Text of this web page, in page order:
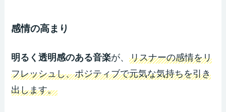
感情の高まり
明るく透明感のある音楽が、リスナーの感情をリ
フレッシュし、ポジティブで元気な気持ちを引き
出します。